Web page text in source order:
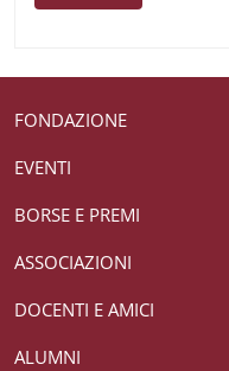
FONDAZIONE
EVENTI
BORSE E PREMI
ASSOCIAZIONI
DOCENTI E AMICI
ALUMNI